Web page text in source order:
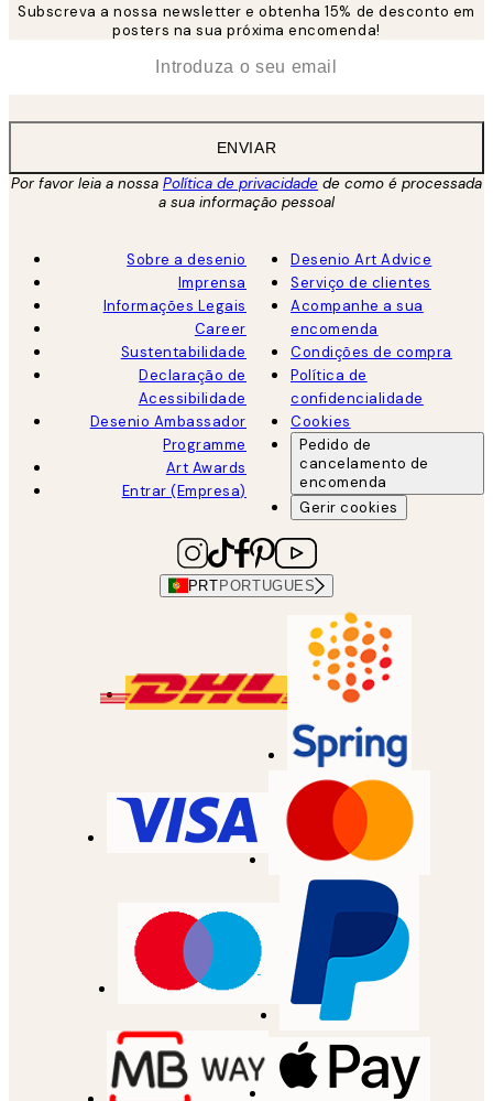
Subscreva a nossa newsletter e obtenha 15% de desconto em
posters na sua próxima encomenda!
ENVIAR
Por favor leia a nossa Política de privacidade de como é processada
a sua informação pessoal
Sobre a desenio
Imprensa
Informações Legais
Career
Sustentabilidade
Declaração de
Acessibilidade
Desenio Ambassador
Programme
Art Awards
Entrar (Empresa)
Desenio Art Advice
Serviço de clientes
Acompanhe a sua
encomenda
Condições de compra
Política de
confidencialidade
Cookies
Pedido de
cancelamento de
encomenda
Gerir cookies
PRT PORTUGUES